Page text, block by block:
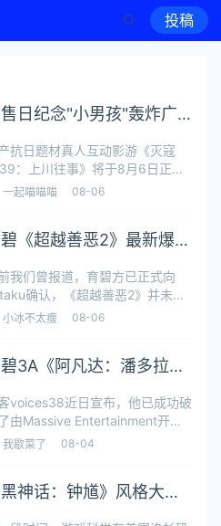
投稿
日纪念"小男孩"轰炸广
抗日题材真人互动影游《灭寇
：上川往事》将于8月6日正式
售。在游戏上线前夕，官方发文分
前美国向广岛投下原子弹“小男
一起喵喵喵 08-06
《超越善恶2》最新爆
我们曾报道，育碧方已正式向
确认，《超越善恶2》并未被
消，仍在开发当中，并且是育碧重
（Attackdaba
小冰不太瘦 08-06
3A《阿凡达：潘多拉边
攻破
voices38近日宣布，他已成功破
由Massive Entertainment开
、育碧发行的开放世界动作冒险游
我歇菜了 08-04
黑神话：钟馗》风格大